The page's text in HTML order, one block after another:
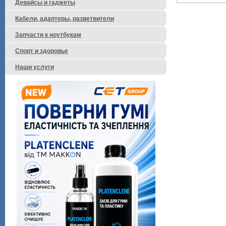
Девайсы и гаджеты
Кабели, адаптеры, разветвители
Запчасти к ноутбукам
Спорт и здоровье
Наши услуги